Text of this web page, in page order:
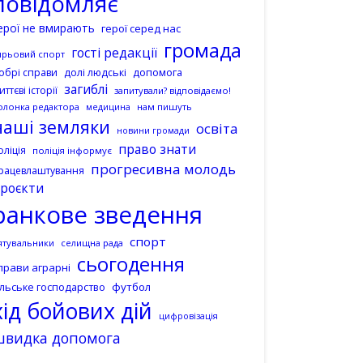
не вмирають герої серед нас
спорт гості редакції громада
справи долі людські допомога
історії загиблі запитували? відповідаємо!
редактора
медицина нам пишуть
земляки новини громади освіта
поліція інформує право знати
прогресивна молодь
зведення
селищна рада спорт
аграрні сьогодення
господарство футбол
бойових дій цифровізація
допомога